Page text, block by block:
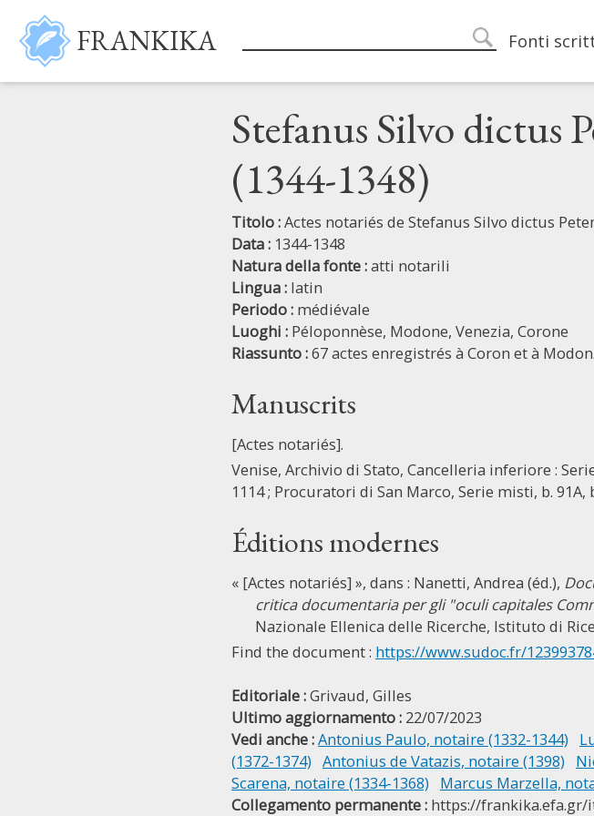
Salta al contenuto principale
FRANKIKA search
Main
Fonti
Stefanus Silvo dictus
(1344-1348)
Titolo :Actes notariés de Stefanus Silvo dictus
Data : 1344-1348
Natura della fonte :atti notarili
Lingua : latin
Periodo : médiévale
Luoghi : Péloponnèse, Modone, Venezia, Corone
Riassunto :67 actes enregistrés à Coron et à Modon.
Manuscrits
[Actes notariés].
Venise, Archivio di Stato, Cancelleria inferiore :
1114 ; Procuratori di San Marco, Serie misti, b. 91A,
Éditions modernes
« [Actes notariés] », dans : Nanetti, Andrea (éd.),
critica documentaria per gli "oculi capitales
Nazionale Ellenica delle Ricerche, Istituto di
Find the document : https://www.sudoc.fr/
Editoriale :Grivaud, Gilles
Ultimo aggiornamento : 22/07/2023
Vedi anche :Antonius Paulo, notaire (1332-1344)
(1372-1374) Antonius de Vatazis, notaire (1398)
Scarena, notaire (1334-1368)
Marcus Marzella,
Collegamento permanente : https://frankika.efa.gr/